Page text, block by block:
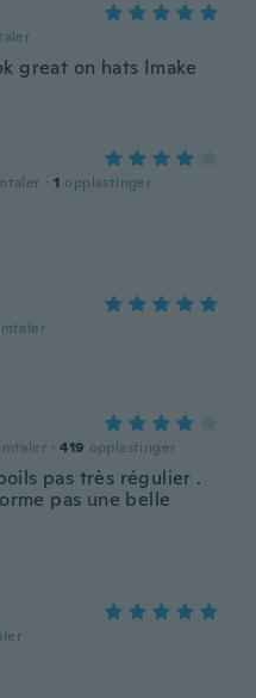
great on hats Imake
· 1 opplastinger
· 419 opplastinger
pas très régulier .
pas une belle